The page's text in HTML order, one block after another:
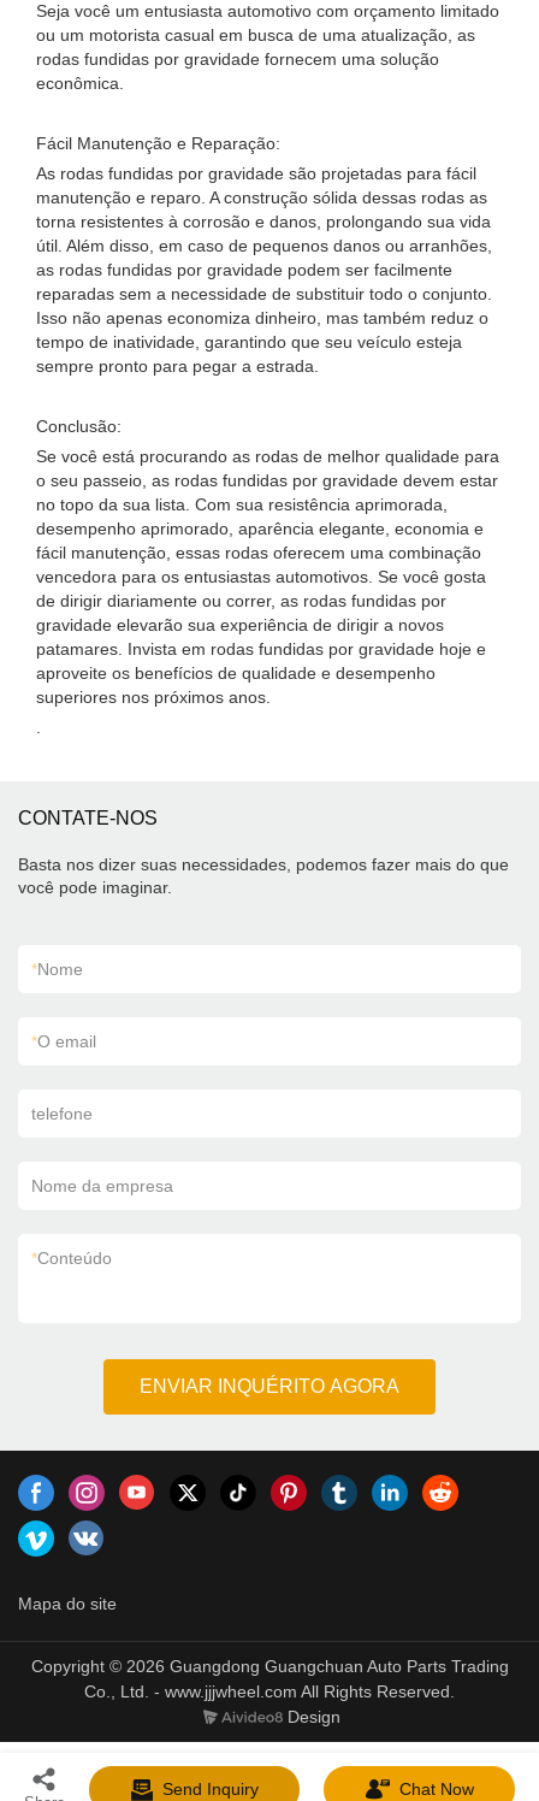
Seja você um entusiasta automotivo com orçamento limitado
ou um motorista casual em busca de uma atualização, as
rodas fundidas por gravidade fornecem uma solução
econômica.
Fácil Manutenção e Reparação:
As rodas fundidas por gravidade são projetadas para fácil
manutenção e reparo. A construção sólida dessas rodas as
torna resistentes à corrosão e danos, prolongando sua vida
útil. Além disso, em caso de pequenos danos ou arranhões,
as rodas fundidas por gravidade podem ser facilmente
reparadas sem a necessidade de substituir todo o conjunto.
Isso não apenas economiza dinheiro, mas também reduz o
tempo de inatividade, garantindo que seu veículo esteja
sempre pronto para pegar a estrada.
Conclusão:
Se você está procurando as rodas de melhor qualidade para
o seu passeio, as rodas fundidas por gravidade devem estar
no topo da sua lista. Com sua resistência aprimorada,
desempenho aprimorado, aparência elegante, economia e
fácil manutenção, essas rodas oferecem uma combinação
vencedora para os entusiastas automotivos. Se você gosta
de dirigir diariamente ou correr, as rodas fundidas por
gravidade elevarão sua experiência de dirigir a novos
patamares. Invista em rodas fundidas por gravidade hoje e
aproveite os benefícios de qualidade e desempenho
superiores nos próximos anos.
CONTATE-NOS
Basta nos dizer suas necessidades, podemos fazer mais do que
você pode imaginar.
*Nome
*O email
telefone
Nome da empresa
*Conteúdo
ENVIAR INQUÉRITO AGORA
Mapa do site
Copyright © 2026 Guangdong Guangchuan Auto Parts Trading
Co., Ltd. - www.jjjwheel.com All Rights Reserved.
Design
Send Inquiry Chat Now